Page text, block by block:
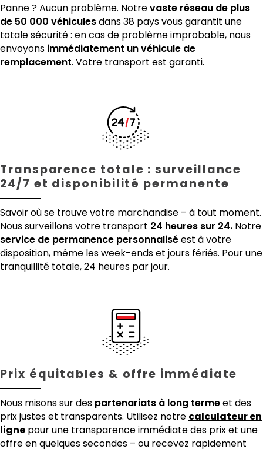
Panne ? Aucun problème. Notrevaste réseau de plus
de 50 000 véhiculesdans 38 pays vous garantit une
totale sécurité : en cas de problème improbable, nous
envoyons immédiatement un véhicule de
remplacement. Votre transport est garanti.
Transparence totale : surveillance
24/7 et disponibilité permanente
Savoir où se trouve votre marchandise – à tout moment.
Nous surveillons votre transport 24 heures sur 24. Notre
service de permanence personnaliséest à votre
disposition, même les week-ends et jours fériés. Pour une
tranquillité totale, 24 heures par jour.
Prix équitables & offre immédiate
Nous misons sur des partenariats à long termeet des
prix justes et transparents. Utilisez notre calculateur en
ligne pour une transparence immédiate des prix et une
offre en quelques secondes – ou recevez rapidement